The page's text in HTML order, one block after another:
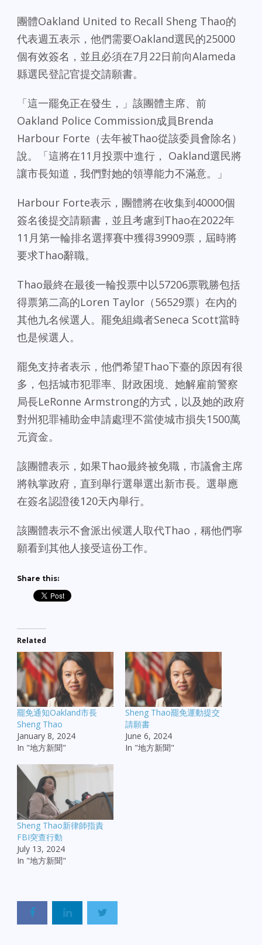
團體Oakland United to Recall Sheng Thao的
代表週五表示，他們需要Oakland選民的25000
個有效簽名，並且必須在7月22日前向Alameda
縣選民登記官提交請願書。
「這一罷免正在發生，」該團體主席、前
Oakland Police Commission成員Brenda
Harbour Forte（去年被Thao從該委員會除名）
說。「這將在11月投票中進行， Oakland選民將
讓市長知道，我們對她的領導能力不滿意。」
Harbour Forte表示，團體將在收集到40000個
簽名後提交請願書，並且考慮到Thao在2022年
11月第一輪排名選擇賽中獲得39909票，屆時將
要求Thao辭職。
Thao最終在最後一輪投票中以57206票戰勝包括
得票第二高的Loren Taylor（56529票）在內的
其他九名候選人。罷免組織者Seneca Scott當時
也是候選人。
罷免支持者表示，他們希望Thao下臺的原因有很
多，包括城市犯罪率、財政困境、她解雇前警察
局長LeRonne Armstrong的方式，以及她的政府
對州犯罪補助金申請處理不當使城市損失1500萬
元資金。
該團體表示，如果Thao最終被免職，市議會主席
將執掌政府，直到舉行選舉選出新市長。選舉應
在簽名認證後120天內舉行。
該團體表示不會派出候選人取代Thao，稱他們寧
願看到其他人接受這份工作。
Share this:
Related
罷免通知Oakland市長
Sheng Thao
January 8, 2024
In "地方新聞"
Sheng Thao罷免運動提交
請願書
June 6, 2024
In "地方新聞"
Sheng Thao新律師指責
FBI突查行動
July 13, 2024
In "地方新聞"